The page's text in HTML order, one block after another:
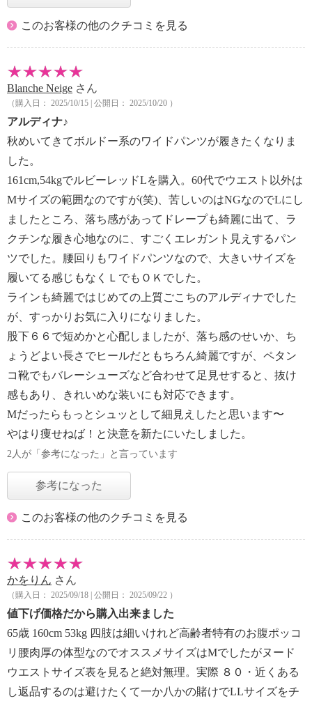
このお客様の他のクチコミを見る
Blanche Neige さん
（購入日： 2025/10/15 | 公開日： 2025/10/20 ）
アルディナ♪
秋めいてきてボルドー系のワイドパンツが履きたくなりま
した。
161cm,54kgでルビーレッドLを購入。60代でウエスト以外は
Mサイズの範囲なのですが(笑)、苦しいのはNGなのでLにし
ましたところ、落ち感があってドレープも綺麗に出て、ラ
クチンな履き心地なのに、すごくエレガント見えするパン
ツでした。腰回りもワイドパンツなので、大きいサイズを
履いてる感じもなくＬでもＯＫでした。
ラインも綺麗ではじめての上質ごこちのアルディナでした
が、すっかりお気に入りになりました。
股下６６で短めかと心配しましたが、落ち感のせいか、ち
ょうどよい長さでヒールだともちろん綺麗ですが、ペタン
コ靴でもバレーシューズなど合わせて足見せすると、抜け
感もあり、きれいめな装いにも対応できます。
Mだったらもっとシュッとして細見えしたと思います〜
やはり痩せねば！と決意を新たにいたしました。
2人が「参考になった」と言っています
参考になった
このお客様の他のクチコミを見る
かをりん さん
（購入日： 2025/09/18 | 公開日： 2025/09/22 ）
値下げ価格だから購入出来ました
65歳 160cm 53kg 四肢は細いけれど高齢者特有のお腹ポッコ
リ腰肉厚の体型なのでオススメサイズはMでしたがヌード
ウエストサイズ表を見ると絶対無理。実際 ８０・近くある
し返品するのは避けたくて一か八かの賭けでLLサイズをチ